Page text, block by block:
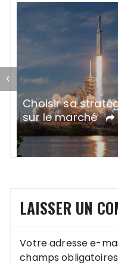
Choisir sa
sur le marché
LAISSER UN
Votre adresse e-
champs